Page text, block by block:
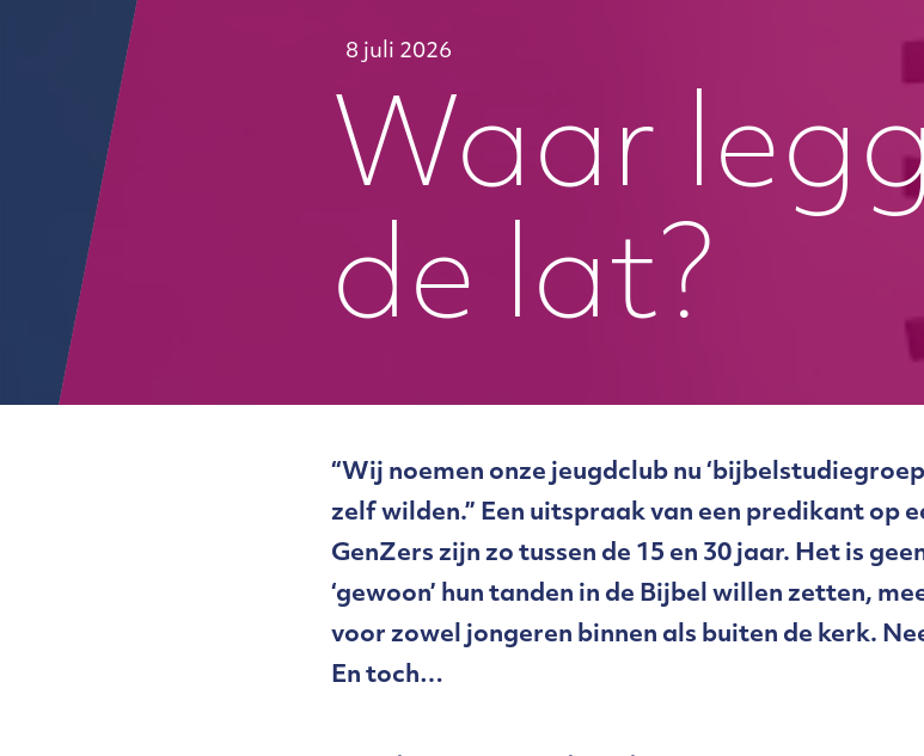
8 juli 2026
Waar
de lat?
“Wij noemen onze jeugdclub nu
zelf wilden.” Een uitspraak van een predikant op
GenZers zijn zo tussen de 15 en 30 jaar. Het is
‘gewoon’ hun tanden in de Bijbel willen zetten,
voor zowel jongeren binnen als buiten de kerk.
En toch…